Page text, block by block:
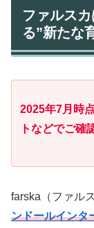
ファルス
る”新たな
2025年7月時
トなどでご確
farska（ファル
ンドールインタ